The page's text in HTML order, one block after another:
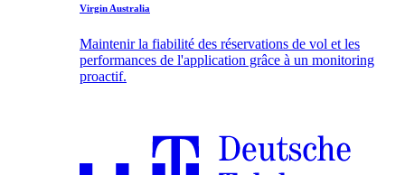
Virgin Australia
Maintenir la fiabilité des réservations de vol et les
performances de l'application grâce à un monitoring
proactif.